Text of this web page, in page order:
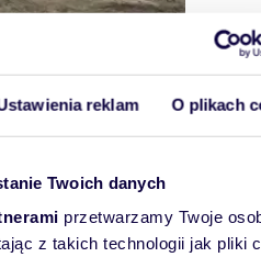
reklam O plikach
Twoich danych
przetwarzamy Twoje
z takich technologii jak pliki
m